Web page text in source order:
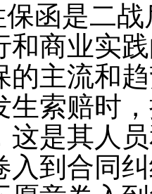
是二战
和商业实
的主流和
生索赔时
这是其人
入到合同